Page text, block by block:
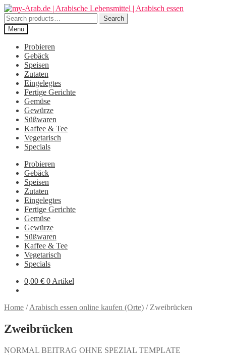
Zur
Navigation
springen
Zum
Inhalt
springen
Search
for:
Search
Menü
Probieren
Gebäck
Speisen
Zutaten
Eingelegtes
Fertige Gerichte
Gemüse
Gewürze
Süßwaren
Kaffee & Tee
Vegetarisch
Specials
Probieren
Gebäck
Speisen
Zutaten
Eingelegtes
Fertige Gerichte
Gemüse
Gewürze
Süßwaren
Kaffee & Tee
Vegetarisch
Specials
0,00 € 0 Artikel
Home /Arabisch essen online kaufen (Orte) / Zweibrücken
Zweibrücken
NORMAL BEITRAG OHNE SPEZIAL TEMPLATE